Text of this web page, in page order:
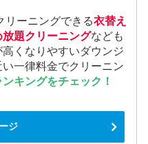
リーニングできる衣替え
題クリーニングなども
くなりやすいダウンジ
一律料金でクリーニン
キングをチェック！
ジ